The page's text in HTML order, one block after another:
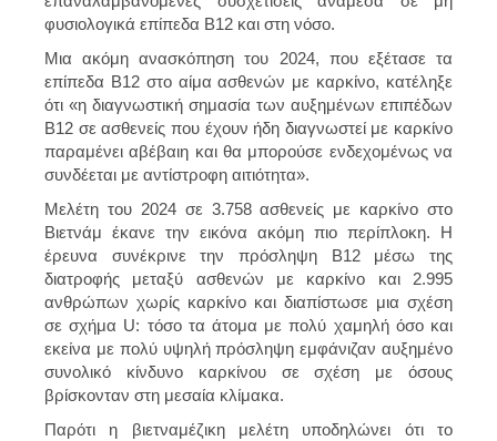
φυσιολογικά επίπεδα Β12 και στη νόσο.
Μια ακόμη ανασκόπηση του 2024, που εξέτασε τα
επίπεδα Β12 στο αίμα ασθενών με καρκίνο, κατέληξε
ότι «η διαγνωστική σημασία των αυξημένων επιπέδων
Β12 σε ασθενείς που έχουν ήδη διαγνωστεί με καρκίνο
παραμένει αβέβαιη και θα μπορούσε ενδεχομένως να
συνδέεται με αντίστροφη αιτιότητα».
Μελέτη του 2024 σε 3.758 ασθενείς με καρκίνο στο
Βιετνάμ έκανε την εικόνα ακόμη πιο περίπλοκη. Η
έρευνα συνέκρινε την πρόσληψη Β12 μέσω της
διατροφής μεταξύ ασθενών με καρκίνο και 2.995
ανθρώπων χωρίς καρκίνο και διαπίστωσε μια σχέση
σε σχήμα U: τόσο τα άτομα με πολύ χαμηλή όσο και
εκείνα με πολύ υψηλή πρόσληψη εμφάνιζαν αυξημένο
συνολικό κίνδυνο καρκίνου σε σχέση με όσους
βρίσκονταν στη μεσαία κλίμακα.
Παρότι η βιετναμέζικη μελέτη υποδηλώνει ότι το